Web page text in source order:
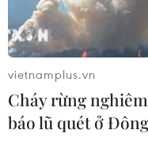
vietnamplus.vn
Cháy rừng
báo lũ quét ở